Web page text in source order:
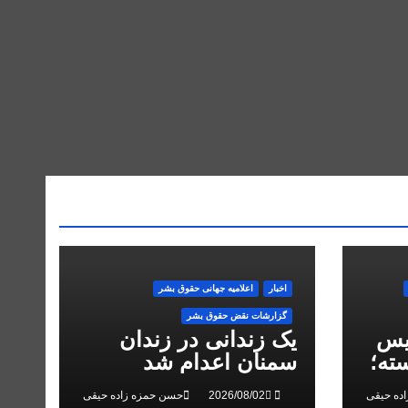
حیقی
اخبار اعلاميه جهانی حقوق بشر
گزارشات نقض حقوق بشر
یک زندانی در زندان
سمنان اعدام شد
حسن حمزه زاده حیقی